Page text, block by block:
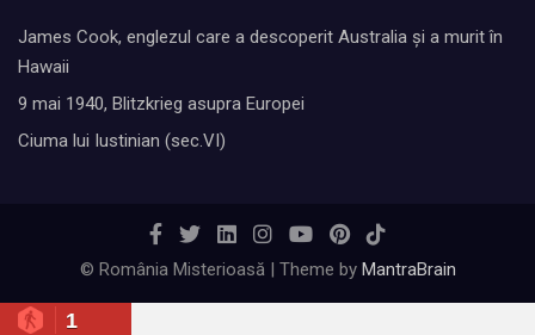
James Cook, englezul care a descoperit Australia și a murit în
Hawaii
9 mai 1940, Blitzkrieg asupra Europei
Ciuma lui Iustinian (sec.VI)
© România Misterioasă | Theme by MantraBrain
1